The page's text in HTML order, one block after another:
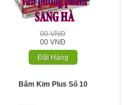
00 VNĐ
00 VNĐ
Đặt Hàng
Bấm Kim Plus Số 10